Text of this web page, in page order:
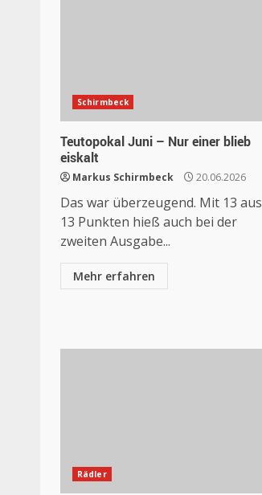
Schirmbeck
Teutopokal Juni – Nur einer blieb
eiskalt
Markus Schirmbeck 20.06.2026
Das war überzeugend. Mit 13 aus
13 Punkten hieß auch bei der
zweiten Ausgabe...
Mehr erfahren
Rädler